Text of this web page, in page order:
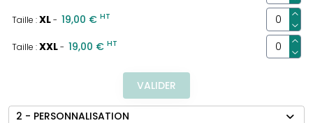
Taille :XL- 19,00 € HT
Taille :XXL- 19,00 € HT
VALIDER
2 - PERSONNALISATION